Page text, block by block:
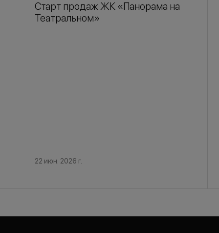
Старт продаж ЖК «Панорама на
Театральном»
22 июн. 2026 г.